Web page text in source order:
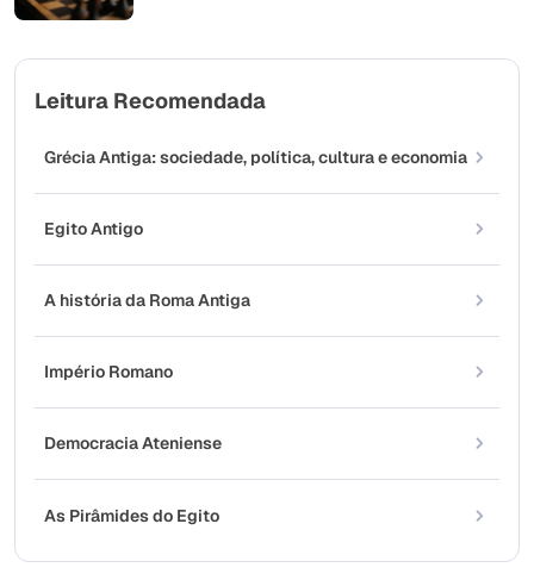
Leitura Recomendada
Grécia Antiga: sociedade, política, cultura e economia
Egito Antigo
A história da Roma Antiga
Império Romano
Democracia Ateniense
As Pirâmides do Egito